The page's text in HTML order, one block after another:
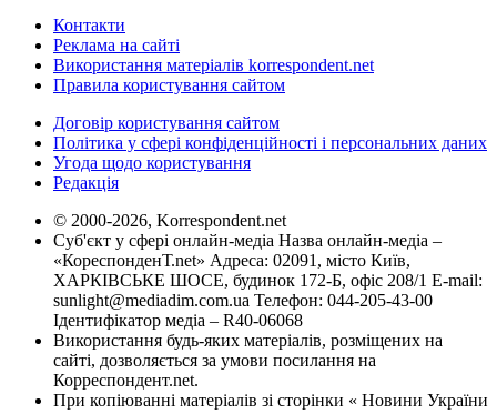
Контакти
Реклама на сайті
Використання матеріалів korrespondent.net
Правила користування сайтом
Договір користування сайтом
Політика у сфері конфіденційності і персональних даних
Угода щодо користування
Редакція
© 2000-2026, Korrespondent.net
Суб'єкт у сфері онлайн-медіа Назва онлайн-медіа –
«КореспонденТ.net» Адреса: 02091, місто Київ,
ХАРКІВСЬКЕ ШОСЕ, будинок 172-Б, офіс 208/1 E-mail:
sunlight@mediadim.com.ua Телефон: 044-205-43-00
Ідентифікатор медіа – R40-06068
Використання будь-яких матеріалів, розміщених на
сайті, дозволяється за умови посилання на
Корреспондент.net.
При копіюванні матеріалів зі сторінки « Новини України